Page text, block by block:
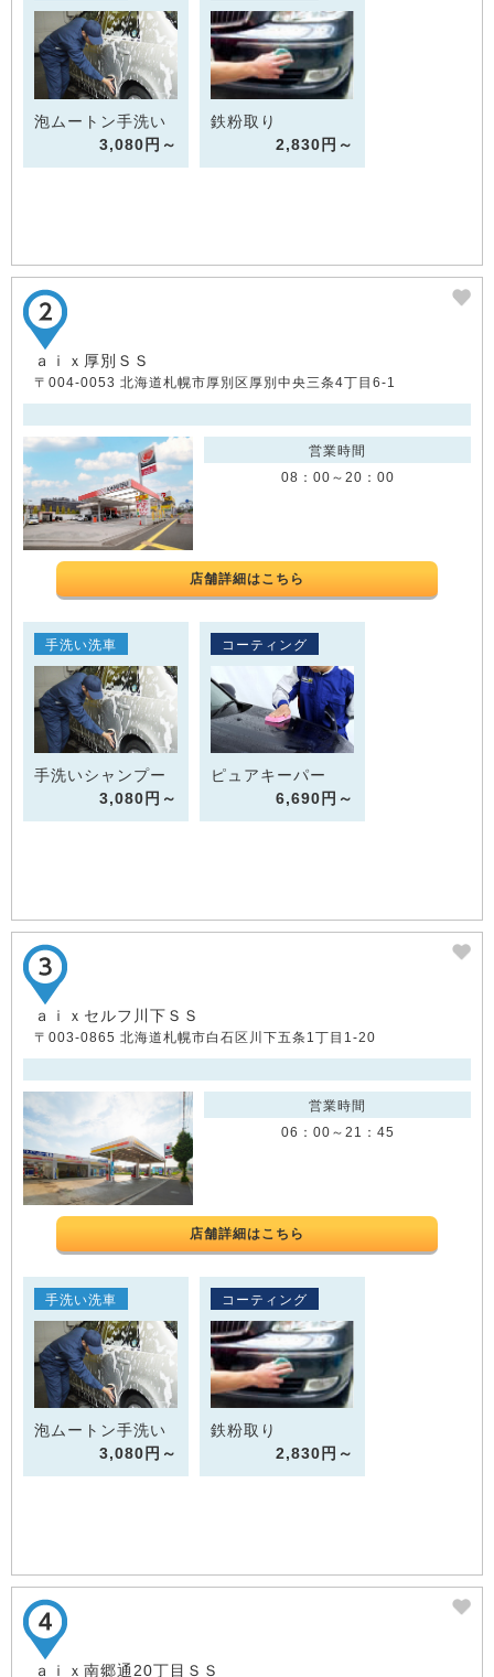
泡ムートン手洗い
3,080円～
鉄粉取り
2,830円～
ａｉｘ厚別ＳＳ
〒004-0053 北海道札幌市厚別区厚別中央三条4丁目6-1
営業時間
08：00～20：00
店舗詳細はこちら
手洗い洗車
手洗いシャンプー
3,080円～
コーティング
ピュアキーパー
6,690円～
ａｉｘセルフ川下ＳＳ
〒003-0865 北海道札幌市白石区川下五条1丁目1-20
営業時間
06：00～21：45
店舗詳細はこちら
手洗い洗車
泡ムートン手洗い
3,080円～
コーティング
鉄粉取り
2,830円～
ａｉｘ南郷通20丁目ＳＳ